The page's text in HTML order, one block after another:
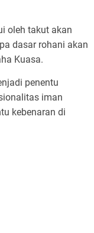
oleh takut akan
dasar rohani akan
Kuasa.
penentu
iman
kebenaran di